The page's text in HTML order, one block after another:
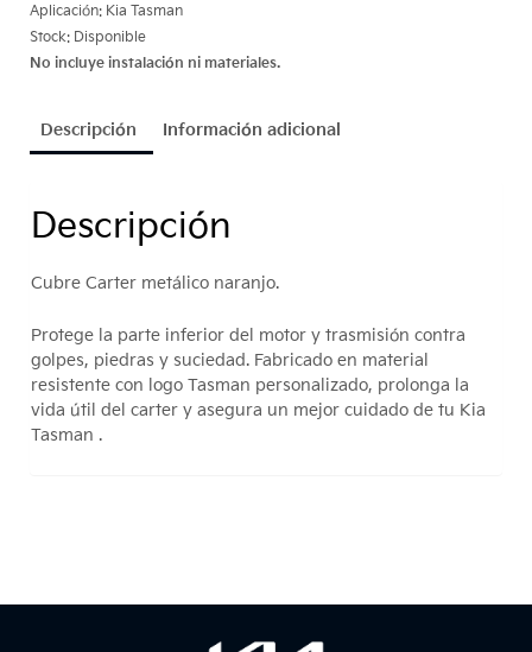
Aplicación: Kia Tasman
Stock: Disponible
No incluye instalación ni materiales.
Descripción Información adicional
Descripción
Cubre Carter metálico naranjo.
Protege la parte inferior del motor y trasmisión contra
golpes, piedras y suciedad. Fabricado en material
resistente con logo Tasman personalizado, prolonga la
vida útil del carter y asegura un mejor cuidado de tu Kia
Tasman .